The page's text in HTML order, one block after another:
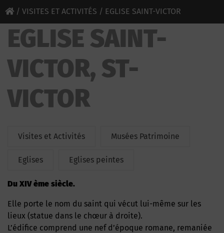
/ VISITES ET ACTIVITÉS / EGLISE SAINT-VICTOR
EGLISE SAINT-
VICTOR, ST-
VICTOR
Visites et Activités Musées Patrimoine
Eglises Eglises peintes
Du XIV ème siècle.
Elle porte le nom du saint qui vécut lui-même sur les
lieux (statue dans le chœur à droite).
L’édifice comprend une nef d’époque romane, remaniée